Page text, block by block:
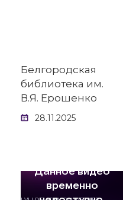
Белгородская
библиотека им.
В.Я. Ерошенко
28.11.2025